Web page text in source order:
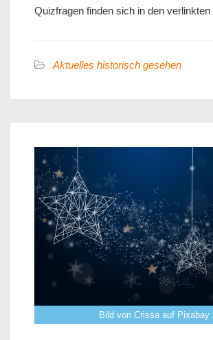
Quizfragen finden sich in den verlinkten
Aktuelles historisch gesehen
Bild von Crissa auf Pixabay